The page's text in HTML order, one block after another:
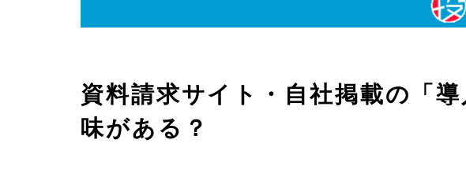
資料請求サイト・自社掲載の「
味がある？